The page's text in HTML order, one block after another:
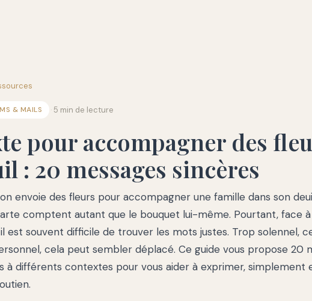
& MAILS ·5 min de lecture
pour accompagner des
: 20 messages sincères
envoie des fleurs pour accompagner une famille dans son
comptent autant que le bouquet lui-même. Pourtant, face
il est souvent difficile de trouver les mots justes. Trop solennel,
cela peut sembler déplacé. Ce guide vous propose 20
à différents contextes pour vous aider à exprimer, simplement